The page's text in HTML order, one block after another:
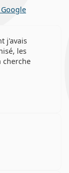
Google
j'avais
les